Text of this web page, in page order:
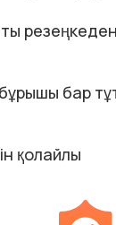
бар
қолайлы